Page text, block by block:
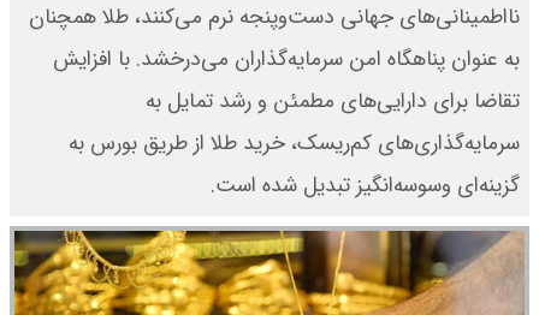
نااطمینانی‌های جهانی دست‌وپنجه نرم می‌کنند، طلا همچنان
به عنوان پناهگاه امن سرمایه‌گذاران می‌درخشد. با افزایش
تقاضا برای دارایی‌های مطمئن و رشد تمایل به
سرمایه‌گذاری‌های کم‌ریسک، خرید طلا از طریق بورس به
گزینه‌ای وسوسه‌انگیز تبدیل شده ‌است.